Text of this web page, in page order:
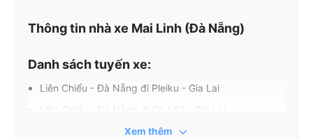
Thông tin nhà xe Mai Linh (Đà Nẵng)
Danh sách tuyến xe:
Liên Chiểu - Đà Nẵng đi Pleiku - Gia Lai
Liên Chiểu - Đà Nẵng đi Chư Sê - Gia Lai
Liên Chiểu - Đà Nẵng đi Chư Pưh - Gia Lai
Xem thêm